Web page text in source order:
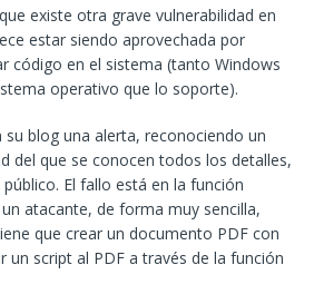
existe otra grave vulnerabilidad en
estar siendo aprovechada por
código en el sistema (tanto Windows
operativo que lo soporte).
su blog una alerta, reconociendo un
del que se conocen todos los detalles,
El fallo está en la función
atacante, de forma muy sencilla,
que crear un documento PDF con
un script al PDF a través de la función